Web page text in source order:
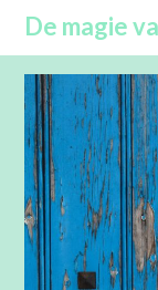
Overslaan
naar
inhoud
De magie